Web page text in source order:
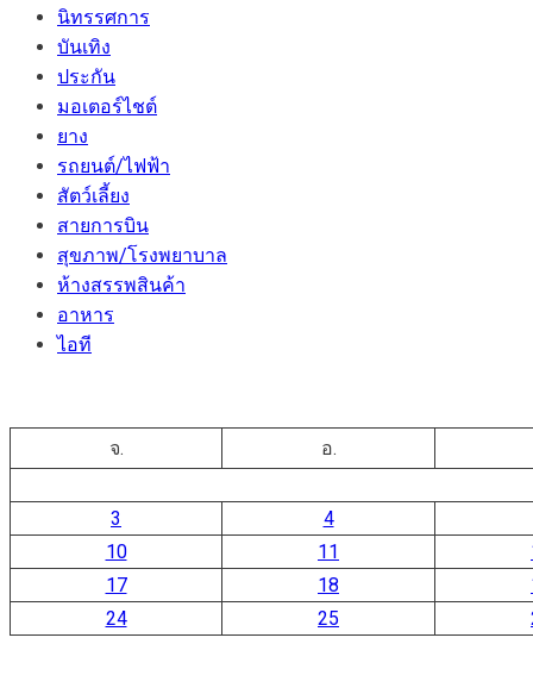
นิทรรศการ
บันเทิง
ประกัน
มอเตอร์ไชต์
ยาง
รถยนต์/ไฟฟ้า
สัตว์เลี้ยง
สายการบิน
สุขภาพ/โรงพยาบาล
ห้างสรรพสินค้า
อาหาร
ไอที
จ. อ.
3
4
10
11
17
18
24
25